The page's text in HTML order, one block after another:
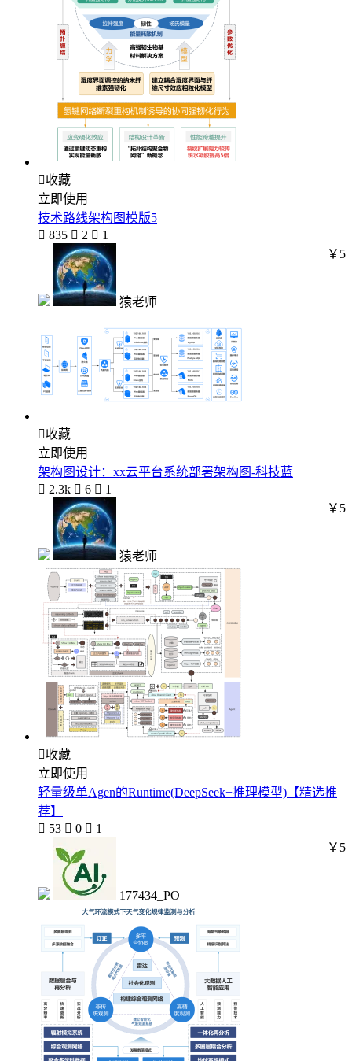
收藏
立即使用
技术路线架构图模版5
 835  2  1
猿老师
￥5
收藏
立即使用
架构图设计：xx云平台系统部署架构图-科技蓝
 2.3k  6  1
猿老师
￥5
收藏
立即使用
轻量级单Agen的Runtime(DeepSeek+推理模型)【精选推
荐】
 53  0  1
177434_PO
￥5